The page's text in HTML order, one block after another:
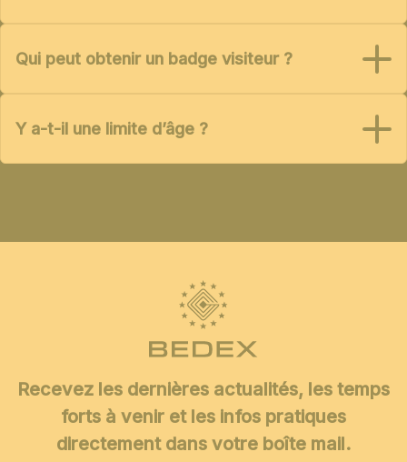
Qui peut obtenir un badge visiteur ?
Y a-t-il une limite d’âge ?
Recevez les dernières actualités, les temps
forts à venir et les infos pratiques
directement dans votre boîte mail.